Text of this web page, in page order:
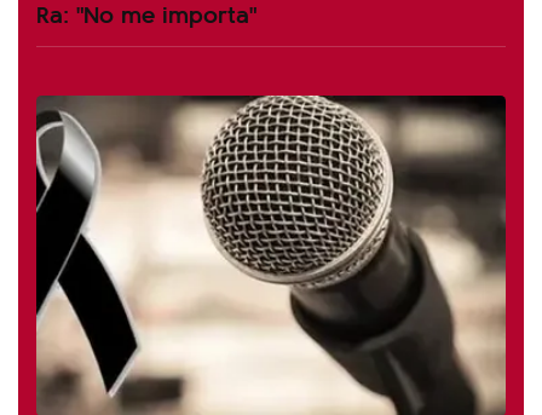
Ra: "No me importa"